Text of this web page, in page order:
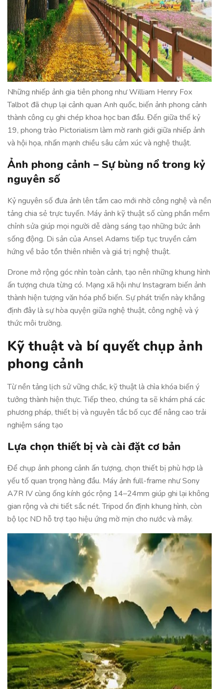
Những nhiếp ảnh gia tiên phong như William Henry Fox
Talbot đã chụp lại cảnh quan Anh quốc, biến ảnh phong cảnh
thành công cụ ghi chép khoa học ban đầu. Đến giữa thế kỷ
19, phong trào Pictorialism làm mờ ranh giới giữa nhiếp ảnh
và hội họa, nhấn mạnh chiều sâu cảm xúc và nghệ thuật.
Ảnh phong cảnh – Sự bùng nổ trong kỷ
nguyên số
Kỷ nguyên số đưa ảnh lên tầm cao mới nhờ công nghệ và nền
tảng chia sẻ trực tuyến. Máy ảnh kỹ thuật số cùng phần mềm
chỉnh sửa giúp mọi người dễ dàng sáng tạo những bức ảnh
sống động. Di sản của Ansel Adams tiếp tục truyền cảm
hứng về bảo tồn thiên nhiên và giá trị nghệ thuật.
Drone mở rộng góc nhìn toàn cảnh, tạo nên những khung hình
ấn tượng chưa từng có. Mạng xã hội như Instagram biến ảnh
thành hiện tượng văn hóa phổ biến. Sự phát triển này khẳng
định đây là sự hòa quyện giữa nghệ thuật, công nghệ và ý
thức môi trường.
Kỹ thuật và bí quyết chụp ảnh
phong cảnh
Từ nền tảng lịch sử vững chắc, kỹ thuật là chìa khóa biến ý
tưởng thành hiện thực. Tiếp theo, chúng ta sẽ khám phá các
phương pháp, thiết bị và nguyên tắc bố cục để nâng cao trải
nghiệm sáng tạo
Lựa chọn thiết bị và cài đặt cơ bản
Để chụp ảnh phong cảnh ấn tượng, chọn thiết bị phù hợp là
yếu tố quan trọng hàng đầu. Máy ảnh full-frame như Sony
A7R IV cùng ống kính góc rộng 14–24mm giúp ghi lại không
gian rộng và chi tiết sắc nét. Tripod ổn định khung hình, còn
bộ lọc ND hỗ trợ tạo hiệu ứng mờ mịn cho nước và mây.